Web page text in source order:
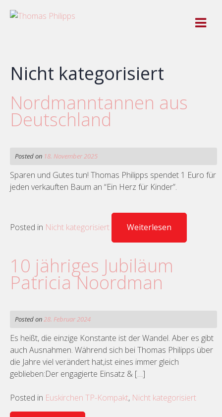
Nicht kategorisiert
Nordmanntannen aus
Deutschland
Posted on 18. November 2025
Sparen und Gutes tun! Thomas Philipps spendet 1 Euro für
jeden verkauften Baum an “Ein Herz für Kinder”.
Posted in Nicht kategorisiert Weiterlesen
10 jähriges Jubiläum
Patricia Noordman
Posted on28. Februar 2024
Es heißt, die einzige Konstante ist der Wandel. Aber es gibt
auch Ausnahmen. Während sich bei Thomas Philipps über
die Jahre viel verändert hat,ist eines immer gleich
geblieben:Der engagierte Einsatz & […]
Posted in Euskirchen TP-Kompakt, Nicht kategorisiert